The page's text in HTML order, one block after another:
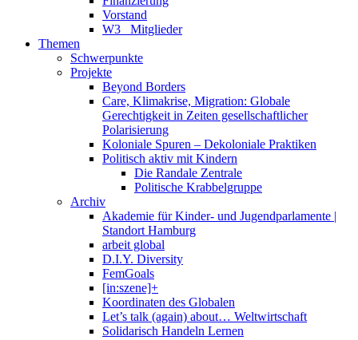
Vorstand
W3_ Mitglieder
Themen
Schwerpunkte
Projekte
Beyond Borders
Care, Klimakrise, Migration: Globale
Gerechtigkeit in Zeiten gesellschaftlicher
Polarisierung
Koloniale Spuren – Dekoloniale Praktiken
Politisch aktiv mit Kindern
Die Randale Zentrale
Politische Krabbelgruppe
Archiv
Akademie für Kinder- und Jugendparlamente |
Standort Hamburg
arbeit global
D.I.Y. Diversity
FemGoals
[in:szene]+
Koordinaten des Globalen
Let’s talk (again) about… Weltwirtschaft
Solidarisch Handeln Lernen